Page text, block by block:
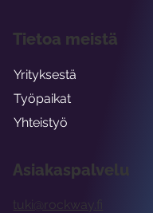
Asiakaspalvelu
tuki@rockway.fi
Tietoa meistä
Yrityksestä
Työpaikat
Yhteistyö